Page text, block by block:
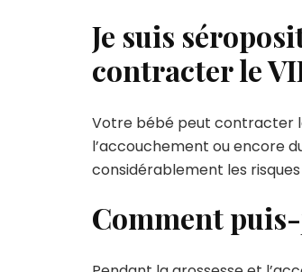
Je suis
contracter le
Votre bébé peut contracter
l’accouchement ou encore
considérablement les
Comment